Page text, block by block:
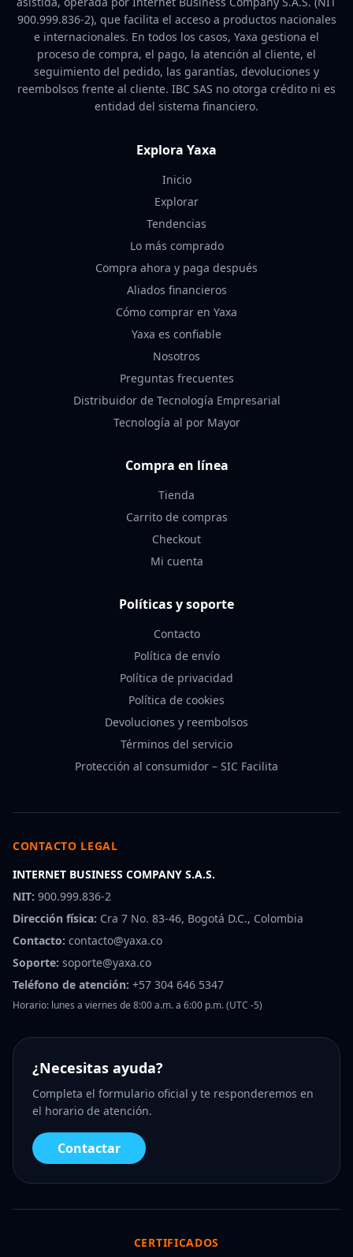
900.999.836-2), que facilita el acceso a productos nacionales
e internacionales. En todos los casos, Yaxa gestiona el
proceso de compra, el pago, la atención al cliente, el
seguimiento del pedido, las garantías, devoluciones y
reembolsos frente al cliente. IBC SAS no otorga crédito ni es
entidad del sistema financiero.
Explora Yaxa
Inicio
Explorar
Tendencias
Lo más comprado
Compra ahora y paga después
Aliados financieros
Cómo comprar en Yaxa
Yaxa es confiable
Nosotros
Preguntas frecuentes
Distribuidor de Tecnología Empresarial
Tecnología al por Mayor
Compra en línea
Tienda
Carrito de compras
Checkout
Mi cuenta
Políticas y soporte
Contacto
Política de envío
Política de privacidad
Política de cookies
Devoluciones y reembolsos
Términos del servicio
Protección al consumidor – SIC Facilita
CONTACTO LEGAL
INTERNET BUSINESS COMPANY S.A.S.
NIT: 900.999.836-2
Dirección física: Cra 7 No. 83-46, Bogotá D.C., Colombia
Contacto: contacto@yaxa.co
Soporte: soporte@yaxa.co
Teléfono de atención: +57 304 646 5347
Horario: lunes a viernes de 8:00 a.m. a 6:00 p.m. (UTC -5)
¿Necesitas ayuda?
Completa el formulario oficial y te responderemos en
el horario de atención.
Contactar
CERTIFICADOS